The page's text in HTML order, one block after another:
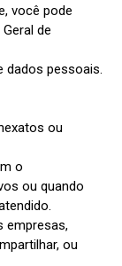
você pode
de
dados pessoais.
ou
o
ou quando
empresas,
ou